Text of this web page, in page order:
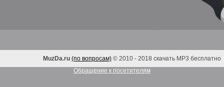
MuzDa.ru (по вопросам) © 2010 - 2018 скачать MP3 бесплатно
Обращение к посетителям